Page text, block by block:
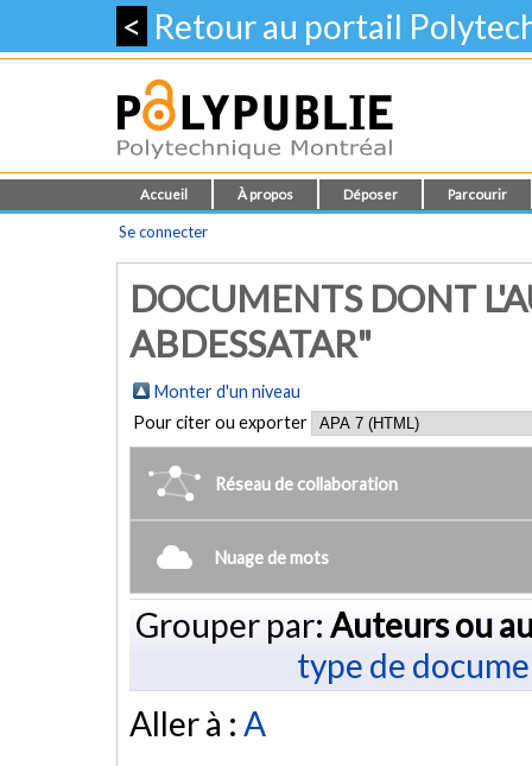
< Retour au portail
Accueil À propos Déposer Parcourir
Se connecter
DOCUMENTS DONT
ABDESSATAR"
Monter d'un niveau
Pour citer ou exporter
Réseau de collaboration
Nuage de mots
Grouper par: Auteurs ou
type de
Aller à : A